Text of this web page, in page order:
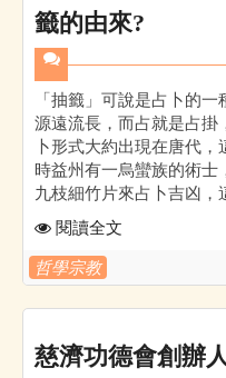
籤的由來?
「抽籤」可說是占卜的
源遠流長，而占就是占掛
卜形式大約出現在唐代
時益州有一烏蠻族的術
九枝細竹片來占卜吉凶，
閱讀全文
哲學宗教
慈濟功德會創辦